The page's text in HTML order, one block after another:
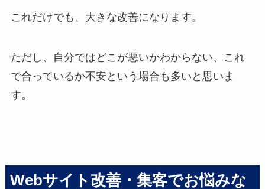
これだけでも、大きな改善になります。
ただし、自分ではどこが悪いかわからない、これ
で合っているか不安という場合も多いと思いま
す。
Webサイト改善・集客でお悩みな